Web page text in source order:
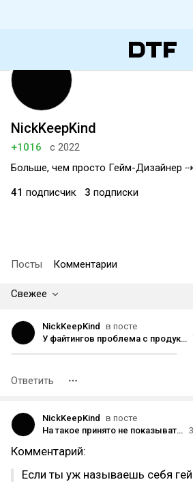
NickKeepKind
+1016
с 2022
Больше, чем просто Гейм-Дизайнер ⇢
41 подписчик 3 подписки
Посты Комментарии
Свежее
NickKeepKind
в посте
У файтингов проблема с продукт-дизайном (перевод)
Ответить
NickKeepKind
в посте
На такое принято не показывать пальцем…
Комментарий:
Если ты уж называешь себя